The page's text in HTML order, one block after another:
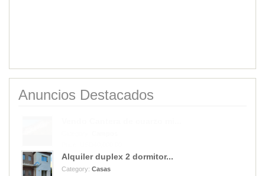
Anuncios Destacados
Alquiler duplex 2 dormitor...
Category: Casas